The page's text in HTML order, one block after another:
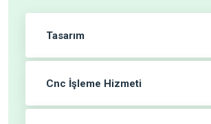
Tasarım
Cnc İşleme Hizmeti